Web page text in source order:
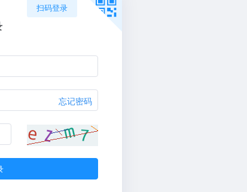
忘记密码
扫码登录